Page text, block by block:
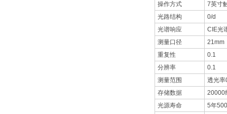
操作方式
7英寸
光路结构
0/d
光谱响应
CIE光
测量口径
21mm
重复性
0.1
分辨率
0.1
测量范围
透光
存储数据
20000
光源寿命
5年